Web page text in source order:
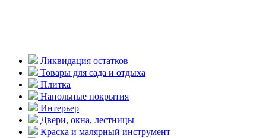
Ликвидация остатков
Товары для сада и отдыха
Плитка
Напольные покрытия
Интерьер
Двери, окна, лестницы
Краска и малярный инструмент